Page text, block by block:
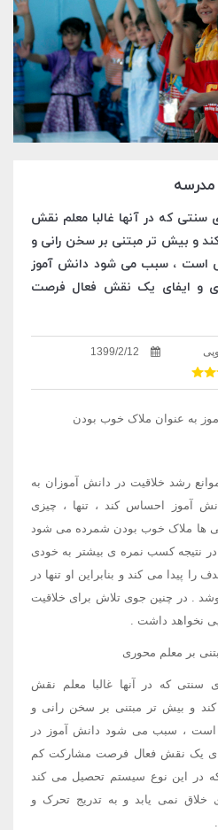
سنتی که در آنها غالبا معلم نقش
و بیش تر مبتنی بر سخن رانی و
است ، سبب می شود دانش آموز
و ایفای یک نقش فعال فرصت
1399/2/12
رشد خلاقیت در دانش آموزان به
آموز احساس کند ، تنها ، چیزی
ها ملاک خوب بودن شمرده می شود
در نتیجه کسب نمره ی بیشتر به خودی
پیدا می کند و بنابراین او تنها در
. در چنین جوی تلاش برای خلاقیت
نخواهد داشت .
سنتی که در آنها غالبا معلم نقش
و بیش تر مبتنی بر سخن رانی و
است ، سبب می شود دانش آموز در
یک نقش فعال فرصت مشارکت کم
در این نوع سیستم تحصیل می کند
خلاق نمی یابد و به تدریج تحرک و